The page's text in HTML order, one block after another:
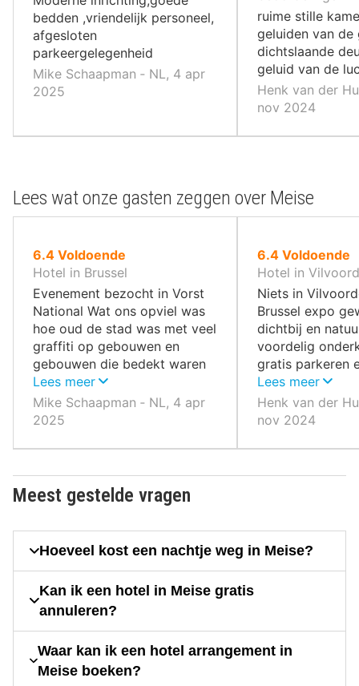
bedden ,vriendelijk personeel,
afgesloten
parkeergelegenheid
Mike Schaapman ‐ NL, 4 apr
2025
,
ruime stille
geluiden van de
dichtslaande
geluid van de
Henk van der
nov 2024
Lees wat onze gasten zeggen over Meise
6.4uit
10
,
Voldoende
Hotel in Brussel
Evenement bezocht in Vorst
National Wat ons opviel was
hoe oud de stad was met veel
graffiti op gebouwen en
gebouwen die bedekt waren
met plastic alsof ze op
instorten stonden
Lees meer
Mike Schaapman ‐ NL, 4 apr
2025
6.4uit
10
,
Voldoende
Hotel in
Niets in
Brussel expo
dichtbij en
voordelig
gratis parkeren
ontbijt
Lees meer
Henk van der
nov 2024
Meest gestelde vragen
Hoeveel kost een nachtje weg in Meise?
Kan ik een hotel in Meise gratis
annuleren?
Waar kan ik een hotel arrangement in
Meise boeken?